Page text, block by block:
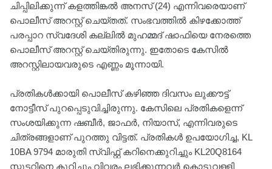
ചിപ്പിലിക്കുന്ന് കളത്തിങ്കല്‍ അനസ് (24) എന്നിവരെയാണ്
പൊലീസ് അറസ്റ്റ് ചെയ്തത്. സംഭവത്തില്‍ കിഴക്കോത്ത്
പരപ്പാറ സ്വദേശി കല്ലില്‍ മുഹമ്മദ് ഷാഫിയെ നേരത്തെ
പൊലീസ് അറസ്റ്റ് ചെയ്തിരുന്നു. ഇതോടെ കേസില്‍
അറസ്റ്റിലായവരുടെ എണ്ണം മൂന്നായി.
പ്രതികള്‍ക്കായി പൊലീസ് കഴിഞ്ഞ ദിവസം ലുക്കൗട്ട്
നോട്ടീസ് പുറപ്പെടുവിച്ചിരുന്നു. കേസിലെ പ്രതികളെന്ന്
സംശയിക്കുന്ന ഷബീർ, ജാഫർ, നിയാസ്, എന്നിവരുടെ
ചിത്രങ്ങളാണ്‌ പുറത്തു വിട്ടത്. പ്രതികൾ ഉപയോഗിച്ച, KL
10BA 9794 മാരുതി സ്വിഫ്റ്റ് കറിനെക്കുറിച്ചും KL20Q8164
സ്കൂട്ടറിനെ കുറിച്ചും വിവരം ലഭിക്കുന്നവർ കൊടുവള്ളി